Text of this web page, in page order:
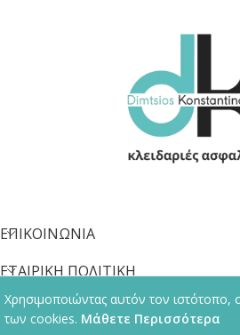
ΕΠΙΚΟΙΝΩΝΙΑ
ΕΤΑΙΡΙΚΗ ΠΟΛΙΤΙΚΗ
ΠΛΗΡΟΦΟΡΙΕΣ
© 2013 - 2026 kleidaras-
Χρησιμοποιώντας αυτόν τον ιστότοπο,
των cookies. Μάθετε Περισσότερα